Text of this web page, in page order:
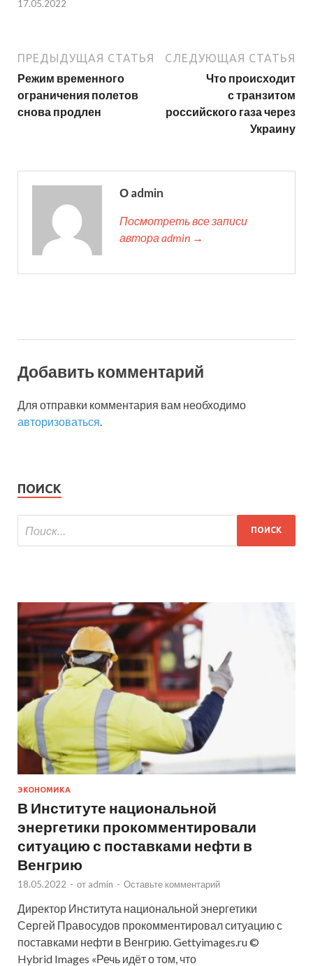
17.05.2022
ПРЕДЫДУЩАЯ СТАТЬЯ
Режим временного
ограничения полетов
снова продлен
СЛЕДУЮЩАЯ СТАТЬЯ
Что происходит
с транзитом
российского газа через
Украину
О admin
Посмотреть все записи
автора admin →
Добавить комментарий
Для отправки комментария вам необходимо
авторизоваться
ПОИСК
ЭКОНОМИКА
В Институте национальной
энергетики прокомментировали
ситуацию с поставками нефти в
Венгрию
18.05.2022 - от admin - Оставьте комментарий
Директор Института национальной энергетики
Сергей Правосудов прокомментировал ситуацию с
поставками нефти в Венгрию. Gettyimages.ru ©
Hybrid Images «Речь идёт о том, что